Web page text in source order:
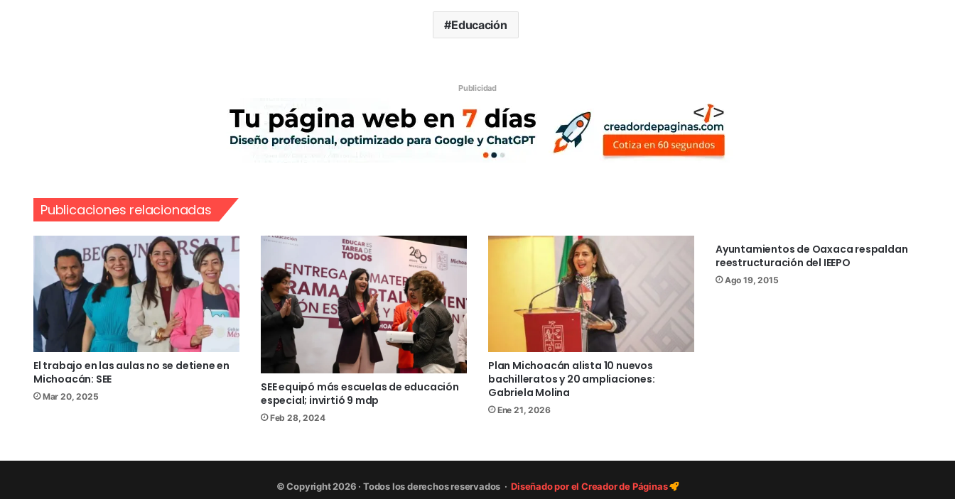
Educación
Publicidad
Publicaciones relacionadas
El trabajo en las aulas no se detiene en
Michoacán: SEE
Mar 20, 2025
SEE equipó más escuelas de educación
especial; invirtió 9 mdp
Feb 28, 2024
Plan Michoacán alista 10 nuevos
bachilleratos y 20 ampliaciones:
Gabriela Molina
Ene 21, 2026
Ayuntamientos de Oaxaca respaldan
reestructuración del IEEPO
Ago 19, 2015
© Copyright 2026 · Todos los derechos reservados ·Diseñado por el Creador de Páginas